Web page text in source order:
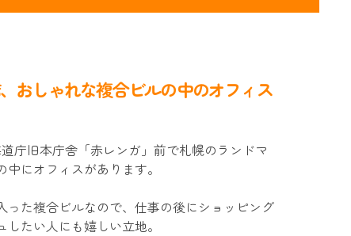
おしゃれな複合ビルの中のオフィス
庁旧本庁舎「赤レンガ」前で札幌のランドマ
にオフィスがあります。
った複合ビルなので、仕事の後にショッピング
たい人にも嬉しい立地。